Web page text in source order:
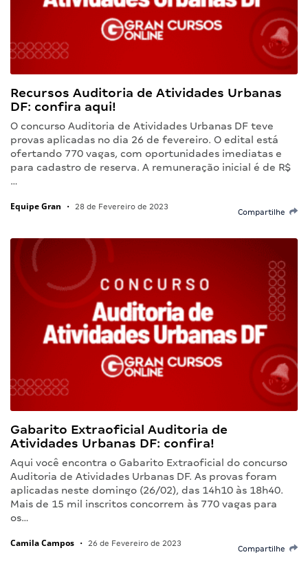
Recursos Auditoria de Atividades Urbanas
DF: confira aqui!
O concurso Auditoria de Atividades Urbanas DF teve
provas aplicadas no dia 26 de fevereiro. O edital está
ofertando 770 vagas, com oportunidades imediatas e
para cadastro de reserva. A remuneração inicial é de R$
…
Equipe Gran • 28 de Fevereiro de 2023
Compartilhe
Gabarito Extraoficial Auditoria de
Atividades Urbanas DF: confira!
Aqui você encontra o Gabarito Extraoficial do concurso
Auditoria de Atividades Urbanas DF. As provas foram
aplicadas neste domingo (26/02), das 14h10 às 18h40.
Mais de 15 mil inscritos concorrem às 770 vagas para
os…
Camila Campos • 26 de Fevereiro de 2023
Compartilhe